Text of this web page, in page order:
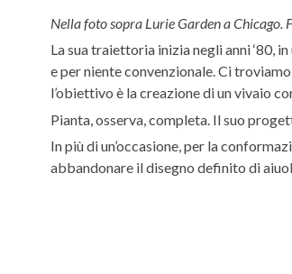
Nella foto sopra Lurie Garden a Chicago.
La sua traiettoria inizia negli anni ‘80,
e per niente convenzionale. Ci
l’obiettivo è la creazione di un vivaio
Pianta, osserva, completa. Il suo
In più di un’occasione, per la
abbandonare il disegno definito di